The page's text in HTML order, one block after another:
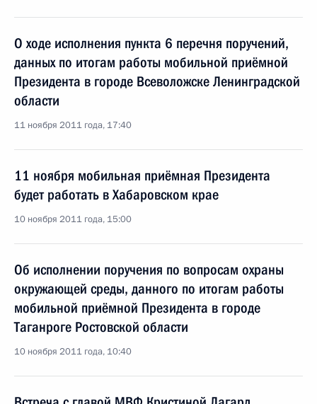
О ходе исполнения пункта 6 перечня поручений,
данных по итогам работы мобильной приёмной
Президента в городе Всеволожске Ленинградской
области
11 ноября 2011 года, 17:40
11 ноября мобильная приёмная Президента
будет работать в Хабаровском крае
10 ноября 2011 года, 15:00
Об исполнении поручения по вопросам охраны
окружающей среды, данного по итогам работы
мобильной приёмной Президента в городе
Таганроге Ростовской области
10 ноября 2011 года, 10:40